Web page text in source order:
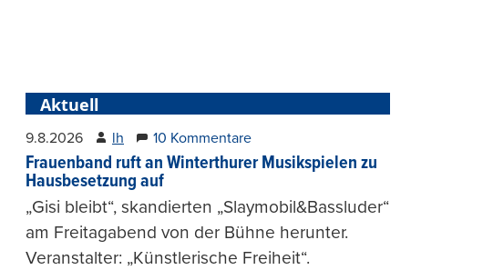
Aktuell
9.8.2026 lh 10 Kommentare
Frauenband ruft an Winterthurer Musikspielen zu
Hausbesetzung auf
„Gisi bleibt“, skandierten „Slaymobil&Bassluder“
am Freitagabend von der Bühne herunter.
Veranstalter: „Künstlerische Freiheit“.